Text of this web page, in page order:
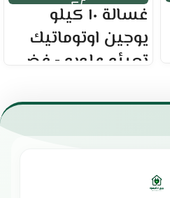
غسالة ١٠ كيلو
يوجين اوتوماتيك
تعبئه علويه - فضي
تدفق مياه بتقنية ثلاثية الأبعاد